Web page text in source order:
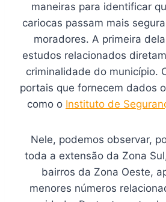
maneiras para identificar
cariocas passam mais
moradores. A primeira
estudos relacionados
criminalidade do município.
portais que fornecem dados
como o Instituto de
Nele, podemos observar,
toda a extensão da Zona
bairros da Zona Oeste,
menores números